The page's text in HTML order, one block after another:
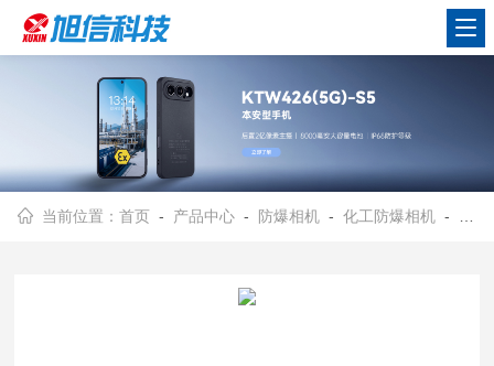
当前位置：首页 - 产品中心 - 防爆相机 -化工防爆相机 - 旭信1802s防爆数码相机/3.0英寸彩色显示屏